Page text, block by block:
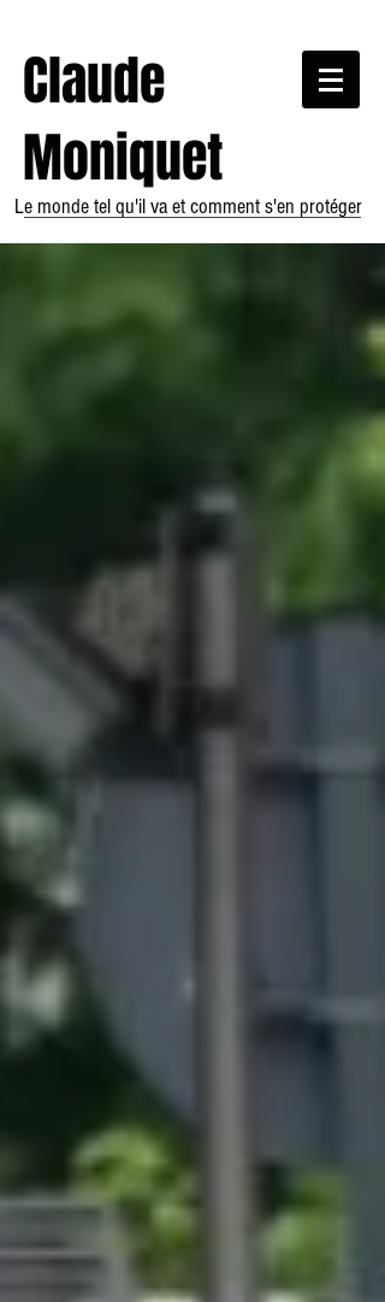
Claude
Moniquet
Le monde tel qu'il va et comment s'en protéger